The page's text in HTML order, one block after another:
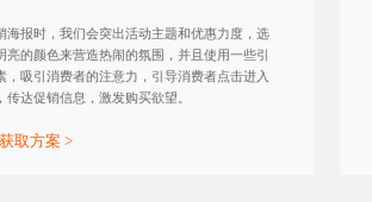
海报时，我们会突出活动主题和优惠力度，选
亮的颜色来营造热闹的氛围，并且使用一些引
，吸引消费者的注意力，引导消费者点击进入
传达促销信息，激发购买欲望。
取方案 >